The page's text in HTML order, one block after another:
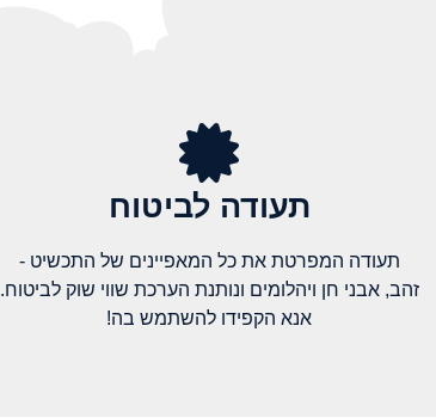
תעודה לביטוח
תעודה המפרטת את כל המאפיינים של התכשיט -
זהב, אבני חן ויהלומים ונותנת הערכת שווי שוק לביטוח.
אנא הקפידו להשתמש בה!